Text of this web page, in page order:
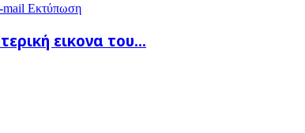
mail Εκτύπωση
εικονα του...